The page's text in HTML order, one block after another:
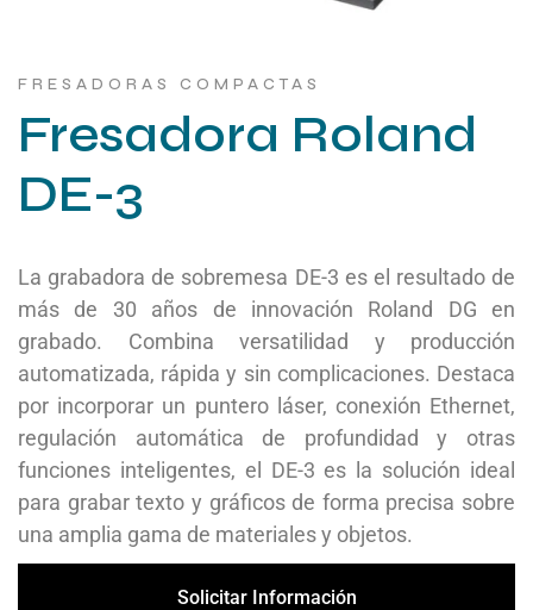
FRESADORAS COMPACTAS
Fresadora Roland
DE-3
La grabadora de sobremesa DE-3 es el resultado de
más de 30 años de innovación Roland DG en
grabado. Combina versatilidad y producción
automatizada, rápida y sin complicaciones. Destaca
por incorporar un puntero láser, conexión Ethernet,
regulación automática de profundidad y otras
funciones inteligentes, el DE-3 es la solución ideal
para grabar texto y gráficos de forma precisa sobre
una amplia gama de materiales y objetos.
Solicitar Información